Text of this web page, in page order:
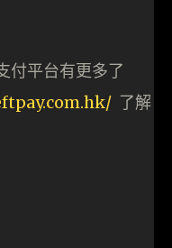
付平台有更多了
了解